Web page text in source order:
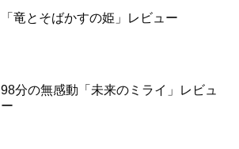
「竜とそばかすの姫」レビュー
98分の無感動「未来のミライ」レビュ
ー